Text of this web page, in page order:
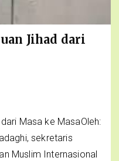
Jihad dari
Masa ke MasaOleh:
sekretaris
Muslim Internasional